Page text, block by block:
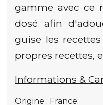
gamme avec ce
dosé afin
guise les
propres recettes,
Informations &
Origine : France.